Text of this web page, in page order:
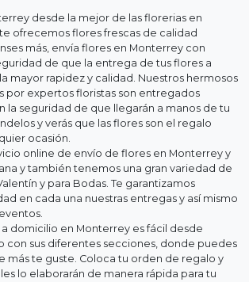
desde la mejor de las florerias en
ofrecemos flores frescas de calidad
más, envía flores en Monterrey con
de que la entrega de tus flores a
mayor rapidez y calidad. Nuestros hermosos
por expertos floristas son entregados
la seguridad de que llegarán a manos de tu
y verás que las flores son el regalo
ocasión.
online de envío de flores en Monterrey y
y también tenemos una gran variedad de
y para Bodas. Te garantizamos
en cada una nuestras entregas y así mismo
domicilio en Monterrey es fácil desde
con sus diferentes secciones, donde puedes
más te guste. Coloca tu orden de regalo y
lo elaborarán de manera rápida para tu